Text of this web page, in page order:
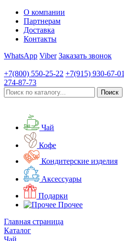
О компании
Партнерам
Доставка
Контакты
WhatsApp Viber Заказать звонок
+7(800) 550-25-22 +7(915) 930-67-01
274-87-73
Чай
Кофе
Кондитерские изделия
Аксессуары
Подарки
Прочее
Главная страница
Каталог
Чай